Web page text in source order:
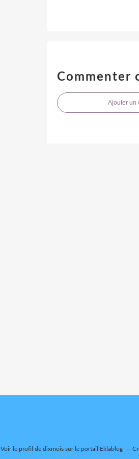
Commenter
Ajouter un
Voir le profil de dixmoissur le portail Eklablog